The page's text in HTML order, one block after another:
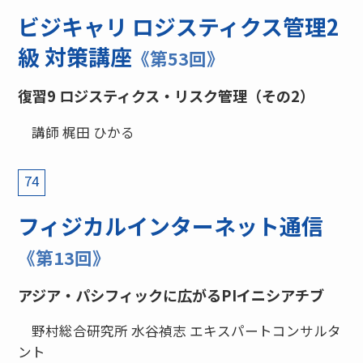
ビジキャリ ロジスティクス管理2
級 対策講座 《第53回》
復習9 ロジスティクス・リスク管理（その2）
講師 梶田 ひかる
74
フィジカルインターネット通信
《第13回》
アジア・パシフィックに広がるPIイニシアチブ
野村総合研究所 水谷禎志 エキスパートコンサルタ
ント